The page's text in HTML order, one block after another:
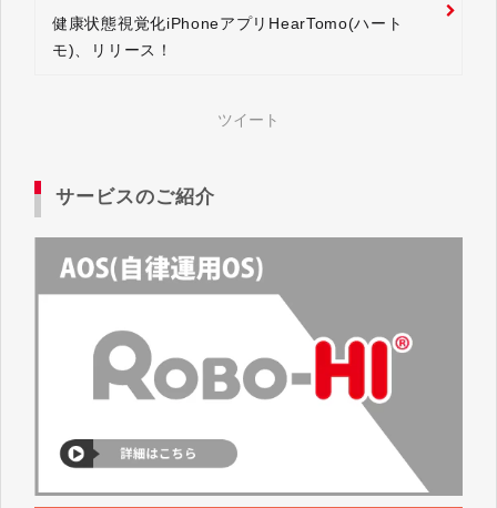
健康状態視覚化iPhoneアプリHearTomo(ハート
モ)、リリース！
ツイート
サービスのご紹介